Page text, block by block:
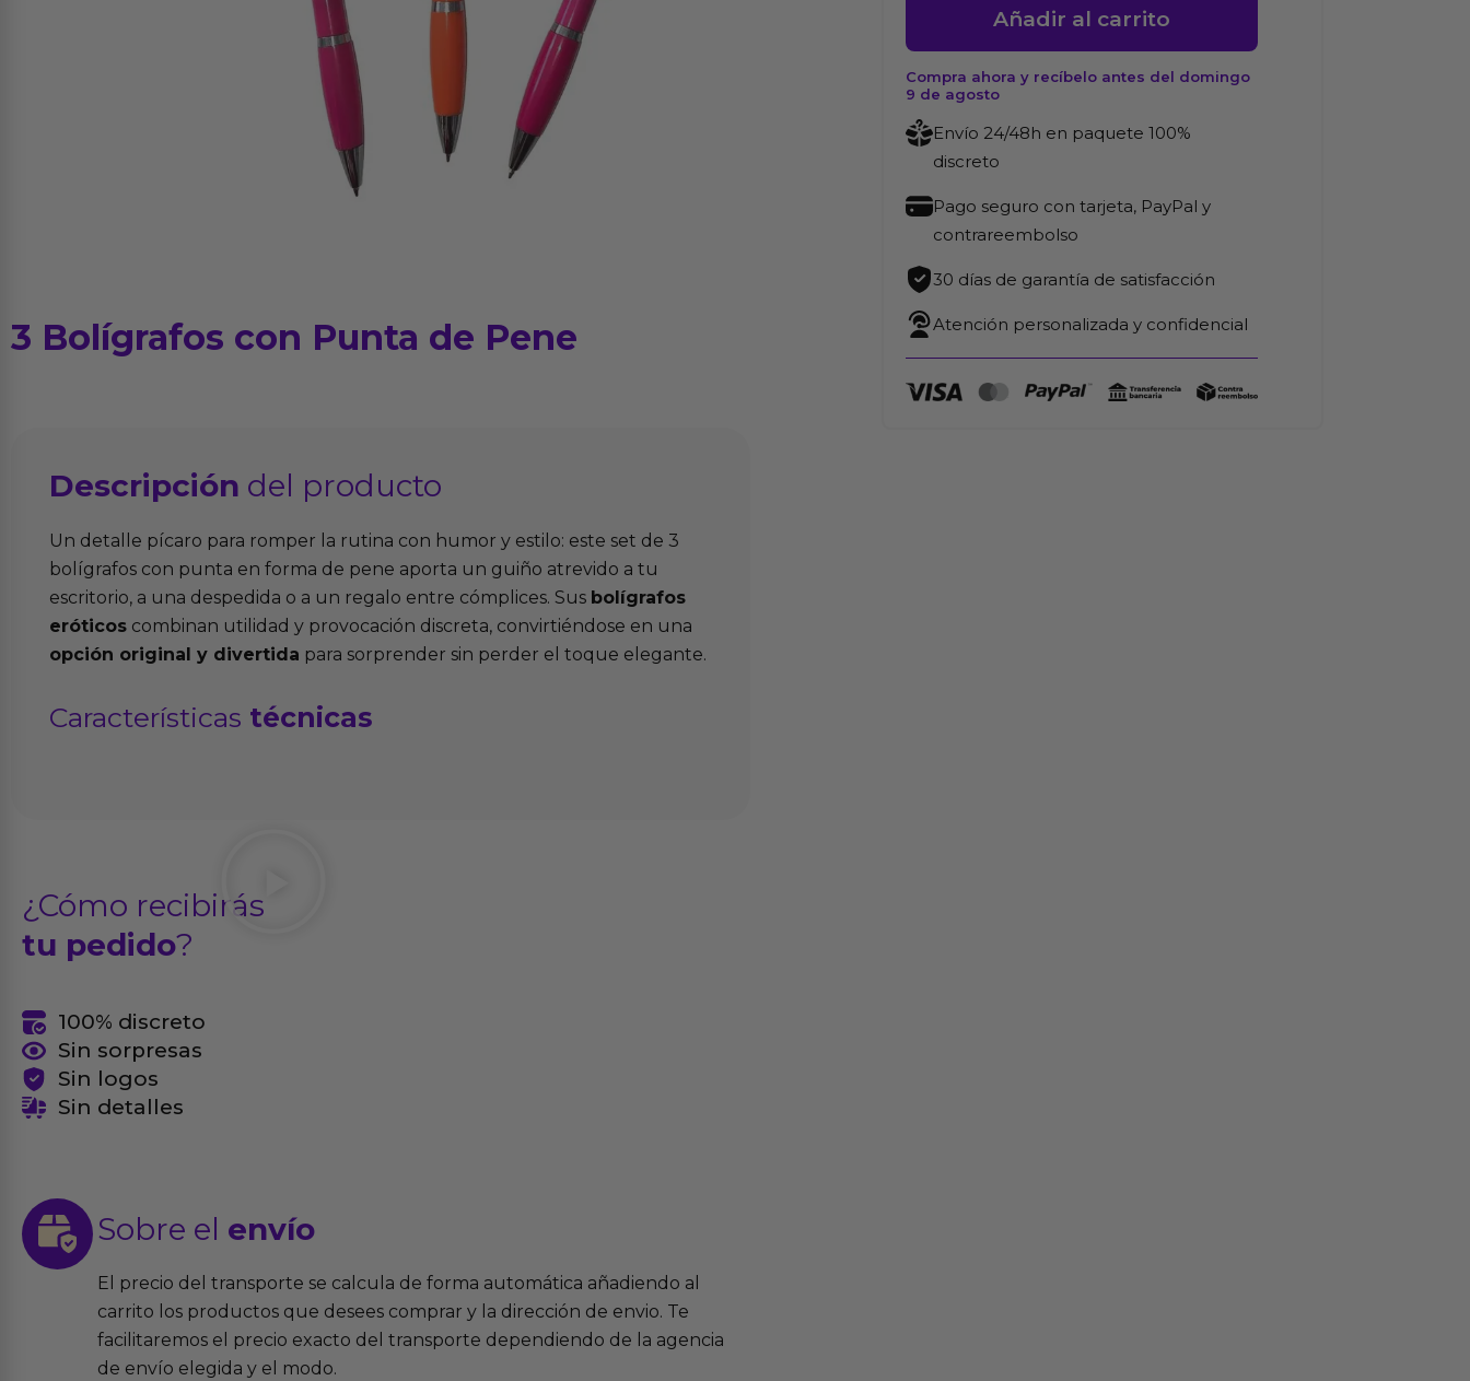
3 Bolígrafos con Punta de Pene
Descripción del producto
Un detalle pícaro para romper la rutina con humor y estilo: este set de 3
bolígrafos con punta en forma de pene aporta un guiño atrevido a tu
escritorio, a una despedida o a un regalo entre cómplices. Sus bolígrafos
eróticos combinan utilidad y provocación discreta, convirtiéndose en una
opción original y divertida para sorprender sin perder el toque elegante.
Características técnicas
¿Cómo recibirás
tu pedido?
100% discreto
Sin sorpresas
Sin logos
Sin detalles
Sobre el envío
El precio del transporte se calcula de forma automática añadiendo al
carrito los productos que desees comprar y la dirección de envio. Te
facilitaremos el precio exacto del transporte dependiendo de la agencia
de envío elegida y el modo.
Punta
de
Pene
cantidad
Añadir al carrito
Compra ahora y recíbelo antes del domingo
9 de agosto
Envío 24/48h en paquete 100%
discreto
Pago seguro con tarjeta, PayPal y
contrareembolso
30 días de garantía de satisfacción
Atención personalizada y confidencial